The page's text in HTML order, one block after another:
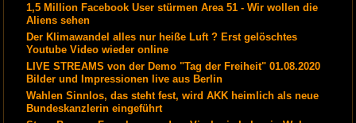
1,5 Million Facebook User stürmen Area 51 - Wir wollen die
Aliens sehen
Der Klimawandel alles nur heiße Luft ? Erst gelöschtes
Youtube Video wieder online
LIVE STREAMS von der Demo "Tag der Freiheit" 01.08.2020
Bilder und Impressionen live aus Berlin
Wahlen Sinnlos, das steht fest, wird AKK heimlich als neue
Bundeskanzlerin eingeführt